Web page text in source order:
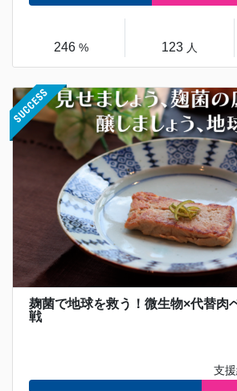
246 % 123 人
麹菌で地球を救う！微生物×代替肉
戦
支